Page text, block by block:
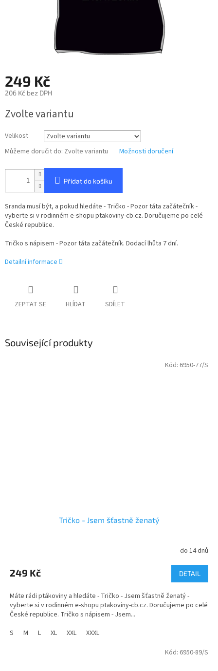
249 Kč
206 Kč bez DPH
cena:
Zvolte variantu
Velikost
Můžeme doručit do: Zvolte variantu Možnosti doručení
Přidat do košíku
Sranda musí být, a pokud hledáte - Tričko - Pozor táta začátečník -
vyberte si v rodinném e-shopu ptakoviny-cb.cz. Doručujeme po celé
České republice.
Tričko s nápisem - Pozor táta začátečník. Dodací lhůta 7 dní.
Detailní informace
ZEPTAT SE HLÍDAT SDÍLET
Související produkty
Tričko - Jsem šťastně ženatý
do 14 dnů
249 Kč DETAIL
Máte rádi ptákoviny a hledáte - Tričko - Jsem šťastně ženatý -
vyberte si v rodinném e-shopu ptakoviny-cb.cz. Doručujeme po celé
České republice. Tričko s nápisem - Jsem...
S
M L XL XXL XXXL
Kód: 6950-77/S
Kód: 6950-89/S